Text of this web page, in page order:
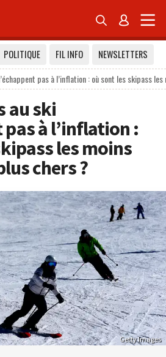
 
POLITIQUE FIL INFO
NEWSLETTERS
pas à l’inflation : où sont les skipass
au ski
pas à l’inflation :
les moins
chers ?
Getty Images